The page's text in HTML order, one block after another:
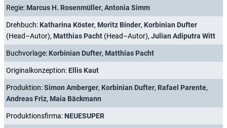
Regie: Marcus H. Rosenmüller, Antonia Simm
Drehbuch: Katharina Köster, Moritz Binder, Korbinian Dufter
(Head–Autor), Matthias Pacht (Head–Autor), Julian Adiputra Witt
Buchvorlage: Korbinian Dufter, Matthias Pacht
Originalkonzeption: Ellis Kaut
Produktion:Simon Amberger, Korbinian Dufter, Rafael Parente,
Andreas Friz, Maia Bäckmann
Produktionsfirma: NEUESUPER